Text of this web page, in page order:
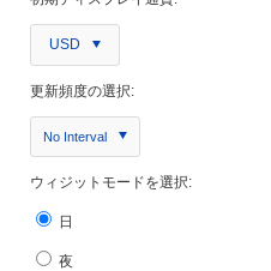
USD
更新頻度の選択:
No Interval
ウィジットモードを選択:
日
夜